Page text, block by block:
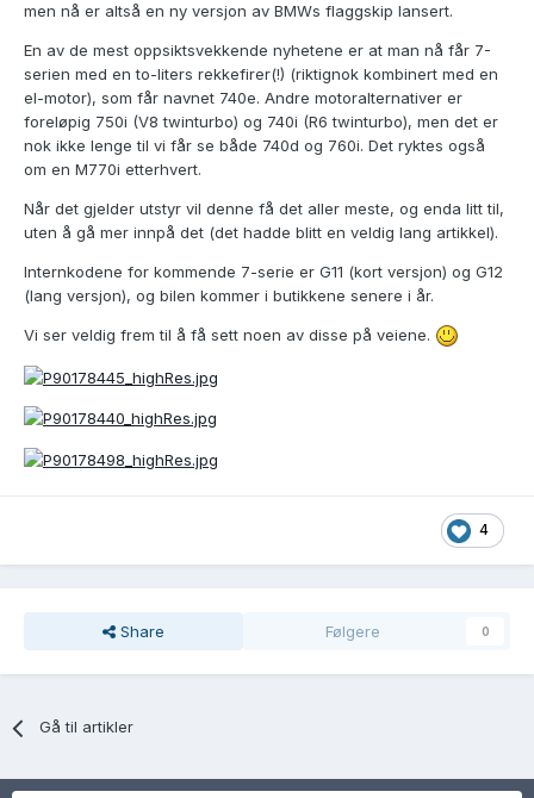
men nå er altså en ny versjon av BMWs flaggskip lansert.
En av de mest oppsiktsvekkende nyhetene er at man nå får 7-
serien med en to-liters rekkefirer(!) (riktignok kombinert med en
el-motor), som får navnet 740e. Andre motoralternativer er
foreløpig 750i (V8 twinturbo) og 740i (R6 twinturbo), men det er
nok ikke lenge til vi får se både 740d og 760i. Det ryktes også
om en M770i etterhvert.
Når det gjelder utstyr vil denne få det aller meste, og enda litt til,
uten å gå mer innpå det (det hadde blitt en veldig lang artikkel).
Internkodene for kommende 7-serie er G11 (kort versjon) og G12
(lang versjon), og bilen kommer i butikkene senere i år.
Vi ser veldig frem til å få sett noen av disse på veiene.
4
Share Følgere 0
Gå til artikler